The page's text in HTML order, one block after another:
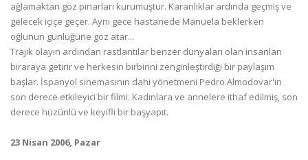
ağlamaktan göz pınarları kurumuştur. Karanlıklar ardında geçmiş ve
gelecek içiçe geçer. Aynı gece hastanede Manuela beklerken
oğlunun günlüğüne göz atar...
Trajik olayın ardından rastlantılar benzer dünyaları olan insanları
biraraya getirir ve herkesin birbirini zenginleştirdiği bir paylaşım
başlar. İspanyol sinemasının dahi yönetmeni Pedro Almodovar'ın
son derece etkileyici bir filmi. Kadınlara ve annelere ithaf edilmiş, son
derece hüzünlü ve keyifli bir başyapıt.
23 Nisan 2006, Pazar